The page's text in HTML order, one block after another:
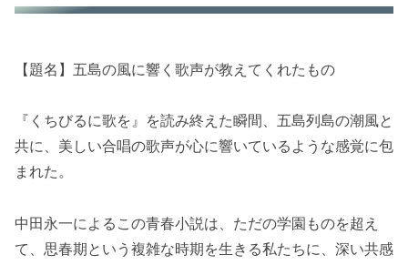
【題名】五島の風に響く歌声が教えてくれたもの
『くちびるに歌を』を読み終えた瞬間、五島列島の潮風と
共に、美しい合唱の歌声が心に響いているような感覚に包
まれた。
中田永一によるこの青春小説は、ただの学園ものを超え
て、思春期という複雑な時期を生きる私たちに、深い共感